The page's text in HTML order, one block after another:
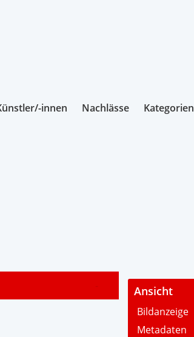
innen Nachlässe Kategorien
- Ansicht
Bildanzeige
Metadaten